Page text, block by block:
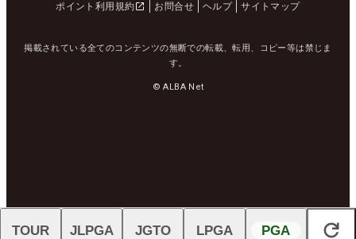
ポイント利用規約
お問合せ ヘルプ サイトマップ
掲載されている全てのコンテンツの無断での転載、転用、コピー等は禁じま
す。
© ALBA Net
閉じる
TOUR JLPGA JGTO LPGA PGA